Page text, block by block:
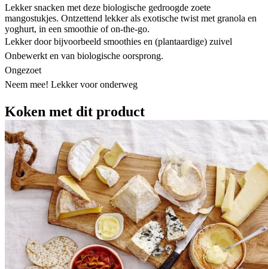
Lekker snacken met deze biologische gedroogde zoete
mangostukjes. Ontzettend lekker als exotische twist met granola en
yoghurt, in een smoothie of on-the-go.
Lekker door bijvoorbeeld smoothies en (plantaardige) zuivel
Onbewerkt en van biologische oorsprong.
Ongezoet
Neem mee! Lekker voor onderweg
Koken met dit product